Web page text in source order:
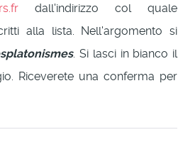
dall'indirizzo col quale
alla lista. Nell'argomento si
. Si lasci in bianco il
Riceverete una conferma per